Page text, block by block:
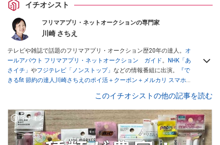
イチオシスト
フリマアプリ・ネットオークションの専門家
川崎 さちえ
テレビや雑誌で話題のフリマアプリ・オークション歴20年の達人。 オ
ールアバウト フリマアプリ・ネットオークション ガイド。
NHK「あ
さイチ」 やフジテレビ「ノンストップ」 などの情報番組に出演。
『で
きるfit 節約の達人川崎さちえのポイ活＋クーポン＋メルカリ スマホで
スマホ1つでスキマ時間に効率的に稼ぐ！』（翔泳社刊） ほか著書多
数。ブログは「川崎さちえのごちゃまぜ日記」。
■経歴：2003年、夫が子育てをするために、突然会社を辞める。翌月
からの給料が０円になり、家にいながら、しかも空いた時間でできる
オークションに目をつける。しかし、取引の仕方がわからずに、まず
このイチオシストの他の記事を読む